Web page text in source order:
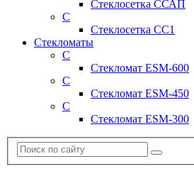
Стеклосетка ССАП
С
Стеклосетка СС1
Стекломаты
С
Стекломат ESM-600
С
Стекломат ESM-450
С
Стекломат ESM-300